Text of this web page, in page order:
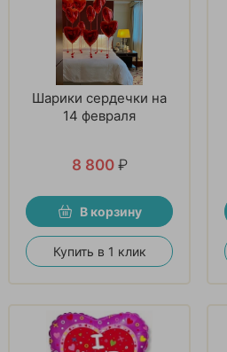
Шарики сердечки на
14 февраля
8 800 ₽
В корзину
Купить в 1 клик